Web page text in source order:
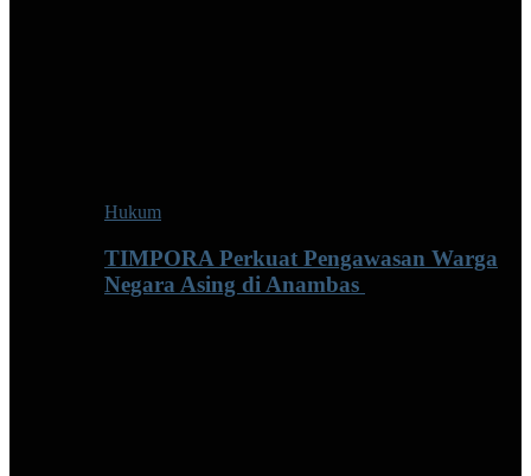
Hukum
TIMPORA Perkuat Pengawasan Warga
Negara Asing di Anambas ‎